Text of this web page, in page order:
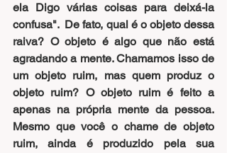
ela Digo várias coisas para deixá-la
confusa".  De fato, qual é o objeto dessa
raiva? O objeto é algo que não está
agradando a mente. Chamamos isso de
um objeto ruim, mas quem produz o
objeto ruim? O objeto ruim é feito a
apenas na própria mente da pessoa.
Mesmo que você o chame de objeto
ruim, ainda é produzido pela sua